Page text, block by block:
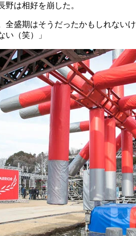
野は相好を崩した。
全盛期はそうだったかもしれないけ
い（笑）」